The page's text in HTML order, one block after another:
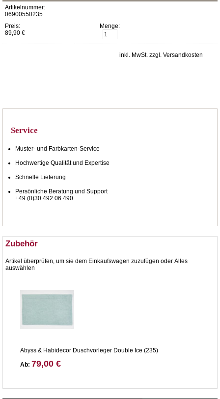
Artikelnummer:
06900550235
Preis:
89,90 €
Menge:
inkl. MwSt. zzgl. Versandkosten
Service
Muster- und Farbkarten-Service
Hochwertige Qualität und Expertise
Schnelle Lieferung
Persönliche Beratung und Support
+49 (0)30 492 06 490
Zubehör
Artikel überprüfen, um sie dem Einkaufswagen zuzufügen oder Alles
auswählen
Abyss & Habidecor Duschvorleger Double Ice (235)
Ab: 79,00 €